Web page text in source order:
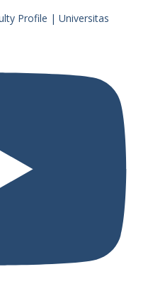
Profile | Universitas